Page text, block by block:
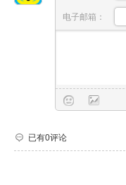
电子邮箱：
已有0评论